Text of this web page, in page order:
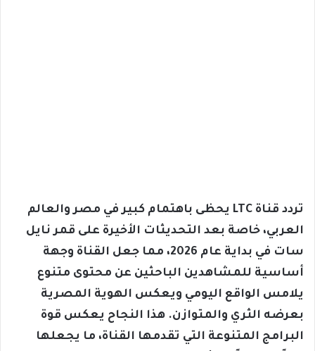
تردد قناة LTC يحظى باهتمام كبير في مصر والعالم
العربي، خاصة بعد التحديثات الأخيرة على قمر نايل
سات في بداية عام 2026، مما جعل القناة وجهة
أساسية للمشاهدين الباحثين عن محتوى متنوع
يلامس الواقع اليومي ويعكس الهوية المصرية
بعرضه الثري والمتوازن. هذا النجاح يعكس قوة
البرامج المتنوعة التي تقدمها القناة، ما يجعلها